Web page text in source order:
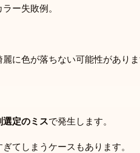
ー失敗例。
に色が落ちない可能性がありま
定のミスで発生します。
てしまうケースもあります。